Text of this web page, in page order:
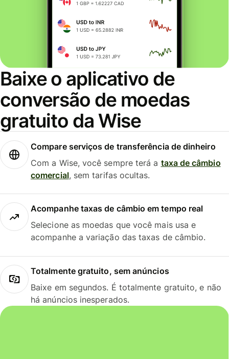
Baixe o aplicativo de
conversão de moedas
gratuito da Wise
Compare serviços de transferência de dinheiro
Com a Wise, você sempre terá a taxa de câmbio
comercial, sem tarifas ocultas.
Acompanhe taxas de câmbio em tempo real
Selecione as moedas que você mais usa e
acompanhe a variação das taxas de câmbio.
Totalmente gratuito, sem anúncios
Baixe em segundos. É totalmente gratuito, e não
há anúncios inesperados.